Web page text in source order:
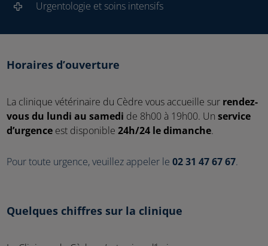
Urgentologie et soins intensifs
Horaires d’ouverture
La clinique vétérinaire du Cèdre vous accueille sur rendez-
vous du lundi au samedi de 8h00 à 19h00. Un service
d’urgence est disponible 24h/24 le dimanche.
Pour toute urgence, veuillez appeler le 02 31 47 67 67.
Quelques chiffres sur la clinique